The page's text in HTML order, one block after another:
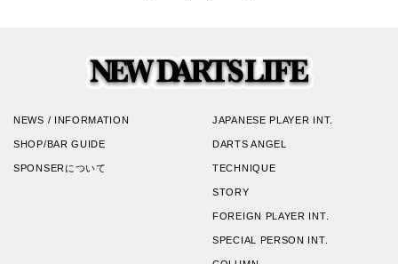
NEWS / INFORMATION
SHOP/BAR GUIDE
SPONSERについて
JAPANESE PLAYER INT.
DARTS ANGEL
TECHNIQUE
STORY
FOREIGN PLAYER INT.
SPECIAL PERSON INT.